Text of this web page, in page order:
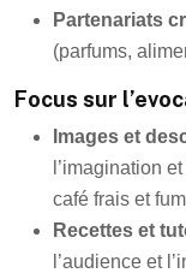
Partenariats
(parfums,
Focus sur
Images et
l’imagination
café frais et
Recettes et
l’audience et